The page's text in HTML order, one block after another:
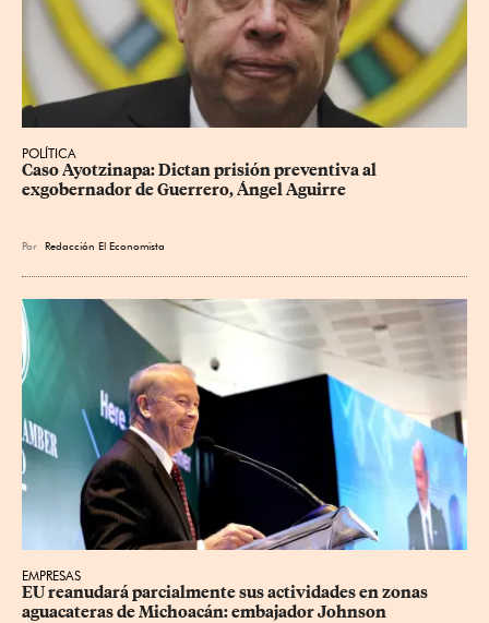
POLÍTICA
Caso Ayotzinapa: Dictan prisión preventiva al
exgobernador de Guerrero, Ángel Aguirre
Por Redacción El Economista
EMPRESAS
EU reanudará parcialmente sus actividades en zonas
aguacateras de Michoacán: embajador Johnson